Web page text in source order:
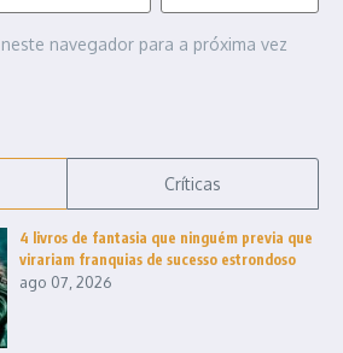
navegador para a próxima vez
Críticas
4 livros de fantasia que ninguém previa que
virariam franquias de sucesso estrondoso
ago 07, 2026